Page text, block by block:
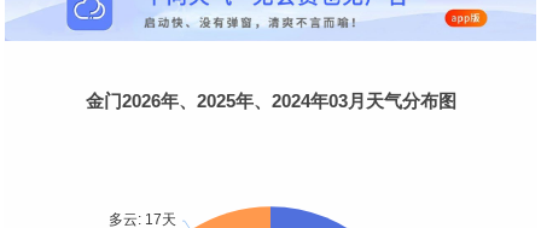
金门2026年、2025年、2024年03月天气分布图